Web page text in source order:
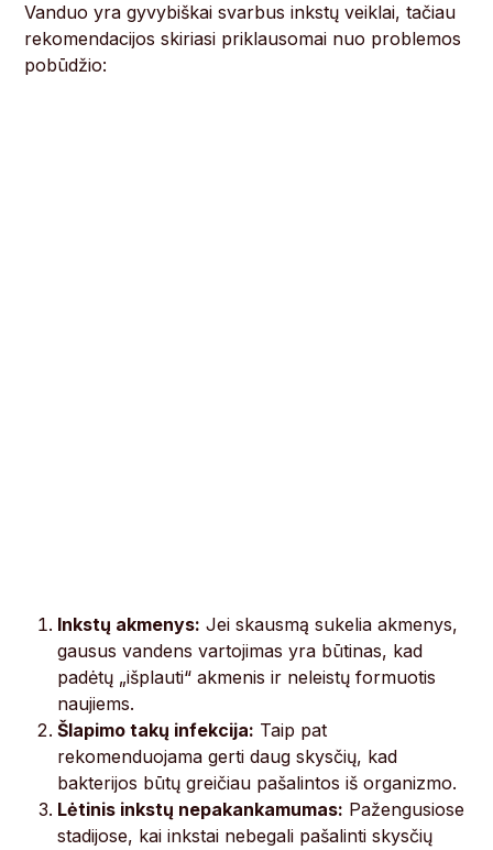
Vanduo yra gyvybiškai svarbus inkstų veiklai, tačiau
rekomendacijos skiriasi priklausomai nuo problemos
pobūdžio:
Inkstų akmenys: Jei skausmą sukelia akmenys,
gausus vandens vartojimas yra būtinas, kad
padėtų „išplauti“ akmenis ir neleistų formuotis
naujiems.
Šlapimo takų infekcija: Taip pat
rekomenduojama gerti daug skysčių, kad
bakterijos būtų greičiau pašalintos iš organizmo.
Lėtinis inkstų nepakankamumas: Pažengusiose
stadijose, kai inkstai nebegali pašalinti skysčių